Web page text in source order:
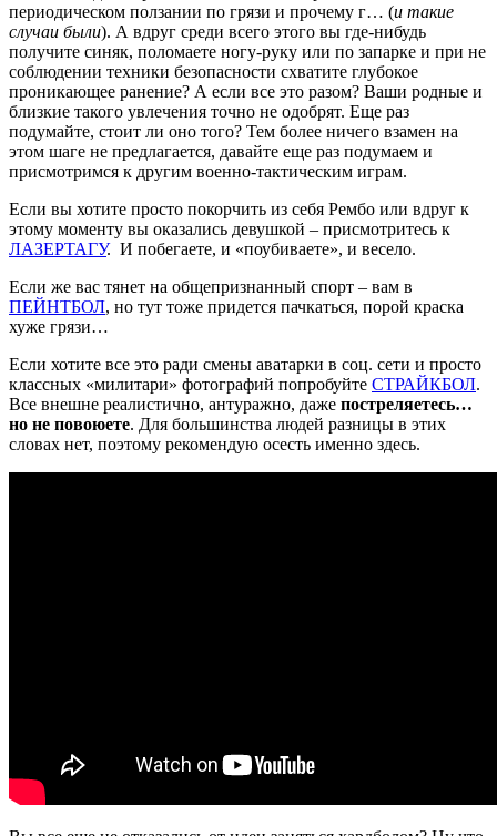
периодическом ползании по грязи и прочему г… (и такие
случаи были). А вдруг среди всего этого вы где-нибудь
получите синяк, поломаете ногу-руку или по запарке и при не
соблюдении техники безопасности схватите глубокое
проникающее ранение? А если все это разом? Ваши родные и
близкие такого увлечения точно не одобрят. Еще раз
подумайте, стоит ли оно того? Тем более ничего взамен на
этом шаге не предлагается, давайте еще раз подумаем и
присмотримся к другим военно-тактическим играм.
Если вы хотите просто покорчить из себя Рембо или вдруг к
этому моменту вы оказались девушкой – присмотритесь к
ЛАЗЕРТАГУ. И побегаете, и «поубиваете», и весело.
Если же вас тянет на общепризнанный спорт – вам в
ПЕЙНТБОЛ, но тут тоже придется пачкаться, порой краска
хуже грязи…
Если хотите все это ради смены аватарки в соц. сети и просто
классных «милитари» фотографий попробуйте СТРАЙКБОЛ.
Все внешне реалистично, антуражно, даже постреляетесь…
но не повоюете. Для большинства людей разницы в этих
словах нет, поэтому рекомендую осесть именно здесь.